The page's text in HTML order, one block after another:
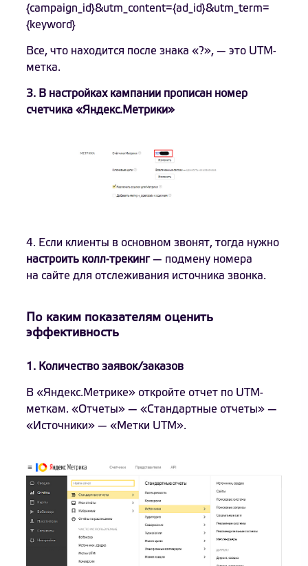
{campaign_id}&utm_content={ad_id}&utm_term=
{keyword}
Все, что находится после знака «?», — это UTM-
метка.
3. В настройках кампании прописан номер
счетчика «Яндекс.Метрики»
4. Если клиенты в основном звонят, тогда нужно
настроить колл-трекинг— подмену номера
на сайте для отслеживания источника звонка.
По каким показателям оценить
эффективность
1. Количество заявок/заказов
В «Яндекс.Метрике» откройте отчет по UTM-
меткам. «Отчеты» — «Стандартные отчеты» —
«Источники» — «Метки UTM».